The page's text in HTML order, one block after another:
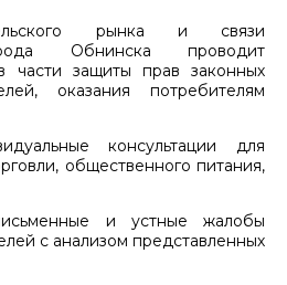
рынка и связи
Обнинска проводит
части защиты прав законных
оказания потребителям
консультации для
общественного питания,
и устные жалобы
с анализом представленных